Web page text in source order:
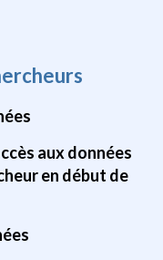
aux données
en début de